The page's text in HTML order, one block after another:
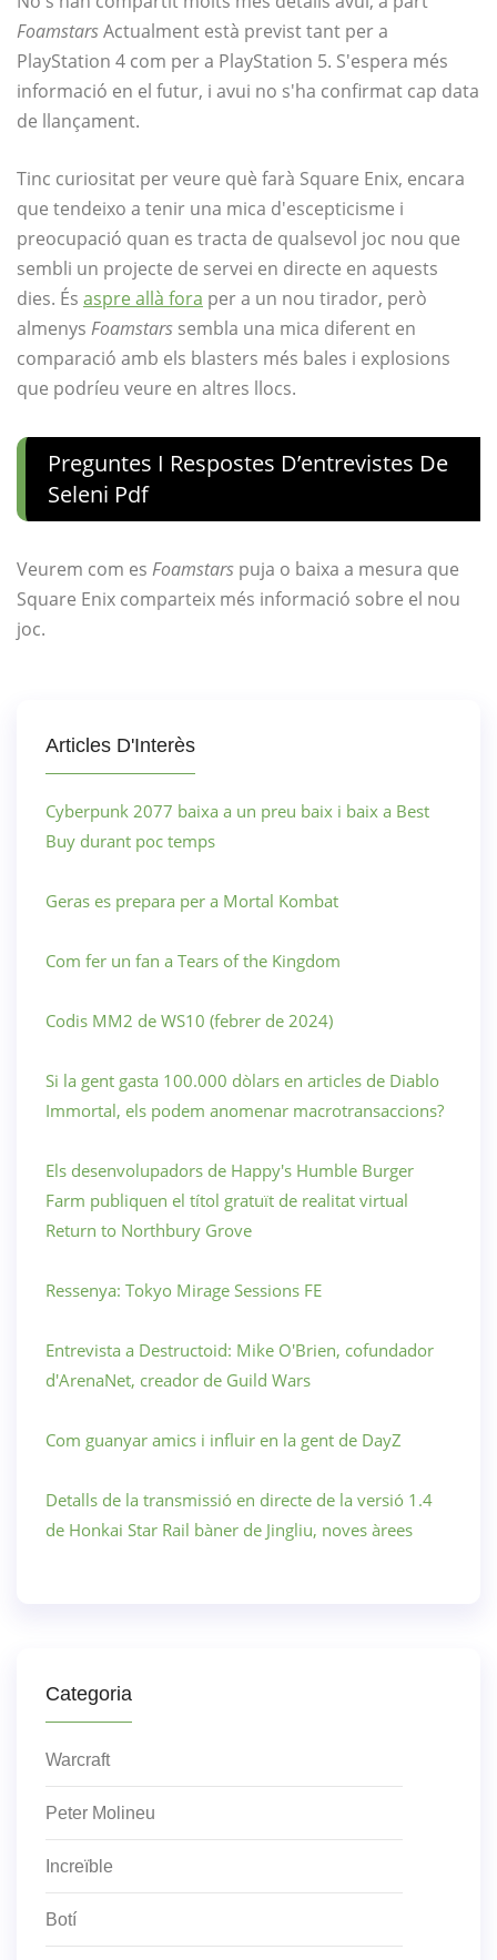
FoamstarsActualment està previst tant per a
PlayStation 4 com per a PlayStation 5. S'espera més
informació en el futur, i avui no s'ha confirmat cap data
de llançament.
Tinc curiositat per veure què farà Square Enix, encara
que tendeixo a tenir una mica d'escepticisme i
preocupació quan es tracta de qualsevol joc nou que
sembli un projecte de servei en directe en aquests
dies. És aspre allà fora per a un nou tirador, però
almenys Foamstars sembla una mica diferent en
comparació amb els blasters més bales i explosions
que podríeu veure en altres llocs.
Preguntes I Respostes D’entrevistes De
Seleni Pdf
Veurem com es Foamstars puja o baixa a mesura que
Square Enix comparteix més informació sobre el nou
joc.
Articles D'Interès
Cyberpunk 2077 baixa a un preu baix i baix a Best
Buy durant poc temps
Geras es prepara per a Mortal Kombat
Com fer un fan a Tears of the Kingdom
Codis MM2 de WS10 (febrer de 2024)
Si la gent gasta 100.000 dòlars en articles de Diablo
Immortal, els podem anomenar macrotransaccions?
Els desenvolupadors de Happy's Humble Burger
Farm publiquen el títol gratuït de realitat virtual
Return to Northbury Grove
Ressenya: Tokyo Mirage Sessions FE
Entrevista a Destructoid: Mike O'Brien, cofundador
d'ArenaNet, creador de Guild Wars
Com guanyar amics i influir en la gent de DayZ
Detalls de la transmissió en directe de la versió 1.4
de Honkai Star Rail bàner de Jingliu, noves àrees
Categoria
Warcraft
Peter Molineu
Increïble
Botí